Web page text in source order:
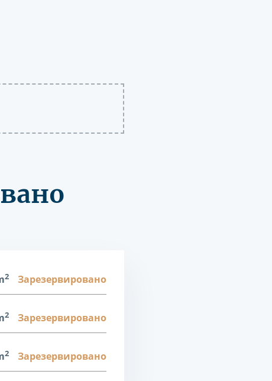
2 Зарезервировано
2 Зарезервировано
2 Зарезервировано